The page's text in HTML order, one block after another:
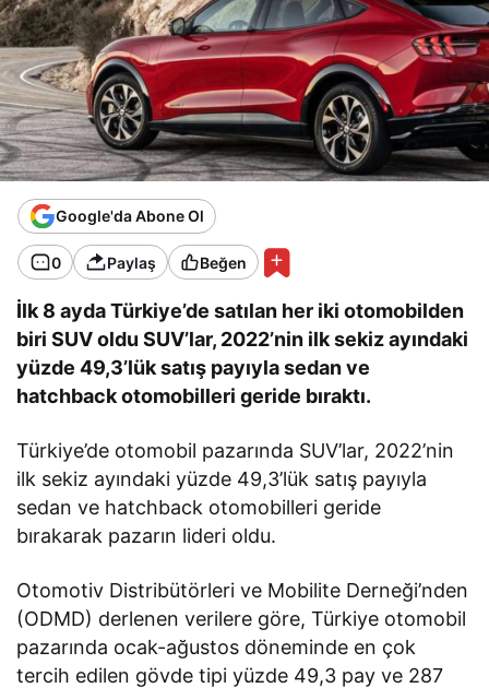
Google'da Abone Ol
0 Paylaş Beğen
İlk 8 ayda Türkiye’de satılan her iki otomobilden
biri SUV oldu SUV’lar, 2022’nin ilk sekiz ayındaki
yüzde 49,3’lük satış payıyla sedan ve
hatchback otomobilleri geride bıraktı.
Türkiye’de otomobil pazarında SUV’lar, 2022’nin
ilk sekiz ayındaki yüzde 49,3’lük satış payıyla
sedan ve hatchback otomobilleri geride
bırakarak pazarın lideri oldu.
Otomotiv Distribütörleri ve Mobilite Derneği’nden
(ODMD) derlenen verilere göre, Türkiye otomobil
pazarında ocak-ağustos döneminde en çok
tercih edilen gövde tipi yüzde 49,3 pay ve 287